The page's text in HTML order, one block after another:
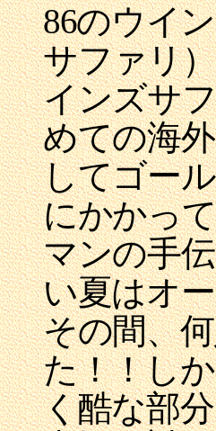
86のウイ
サファリ
インズサ
めての海
してゴー
にかかっ
マンの手
い夏はオ
その間、
た！！し
く酷な部